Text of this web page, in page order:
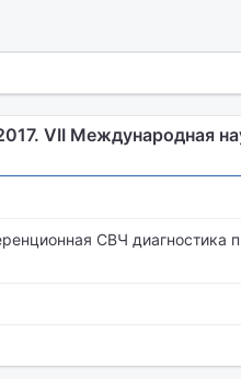
VII Международная
СВЧ диагностика